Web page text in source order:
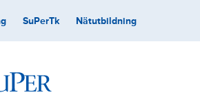
SuPerTk Nätutbildning